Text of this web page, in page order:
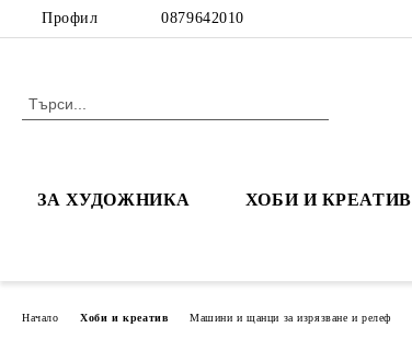
Профил 0879642010
ЗА ХУДОЖНИКА ХОБИ И КРЕАТИВ
Начало Хоби и креатив Машини и щанци за изрязване и релеф